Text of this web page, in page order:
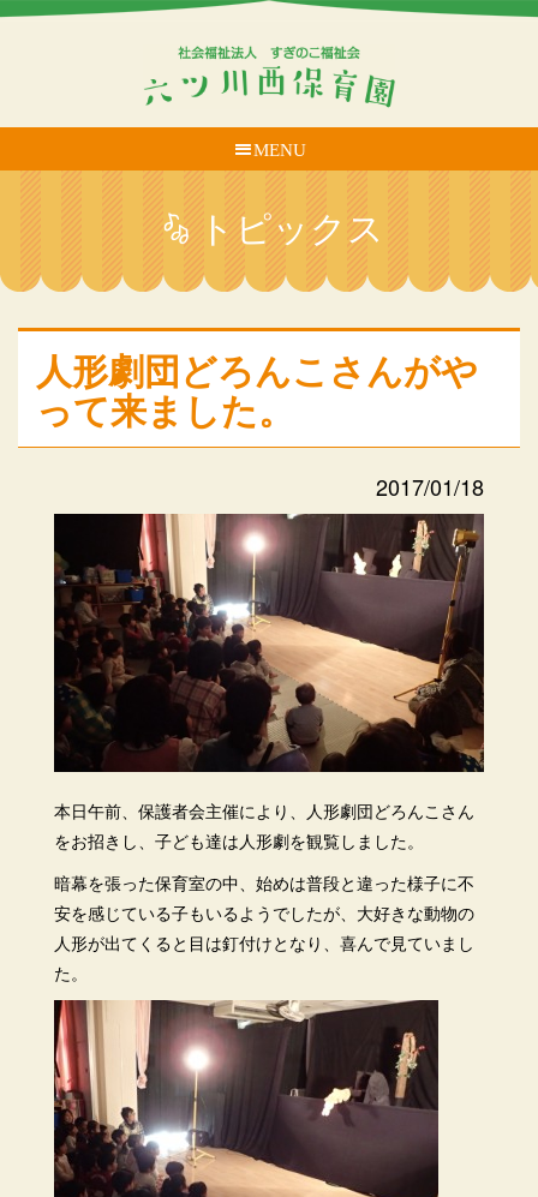
MENU
トピックス
人形劇団どろんこさんがや
って来ました。
2017/01/18
本日午前、保護者会主催により、人形劇団どろんこさん
をお招きし、子ども達は人形劇を観覧しました。
暗幕を張った保育室の中、始めは普段と違った様子に不
安を感じている子もいるようでしたが、大好きな動物の
人形が出てくると目は釘付けとなり、喜んで見ていまし
た。